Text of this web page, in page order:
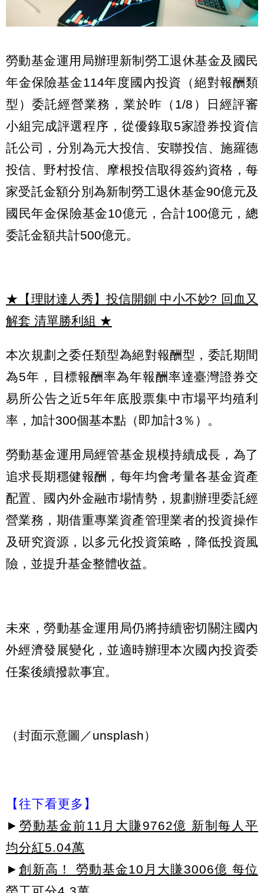
勞動基金運用局辦理新制勞工退休基金及國民
年金保險基金114年度國內投資（絕對報酬類
型）委託經營業務，業於昨（1/8）日經評審
小組完成評選程序，從優錄取5家證券投資信
託公司，分別為元大投信、安聯投信、施羅德
投信、野村投信、摩根投信取得簽約資格，每
家受託金額分別為新制勞工退休基金90億元及
國民年金保險基金10億元，合計100億元，總
委託金額共計500億元。
★【理財達人秀】投信開鍘 中小不妙? 回血又
解套 清單勝利組 ★
本次規劃之委任類型為絕對報酬型，委託期間
為5年，目標報酬率為年報酬率達臺灣證券交
易所公告之近5年年底股票集中市場平均殖利
率，加計300個基本點（即加計3％）。
勞動基金運用局經管基金規模持續成長，為了
追求長期穩健報酬，每年均會考量各基金資產
配置、國內外金融市場情勢，規劃辦理委託經
營業務，期借重專業資產管理業者的投資操作
及研究資源，以多元化投資策略，降低投資風
險，並提升基金整體收益。
未來，勞動基金運用局仍將持續密切關注國內
外經濟發展變化，並適時辦理本次國內投資委
任案後續撥款事宜。
（封面示意圖／unsplash）
【往下看更多】
► 勞動基金前11月大賺9762億 新制每人平
均分紅5.04萬
► 創新高！ 勞動基金10月大賺3006億 每位